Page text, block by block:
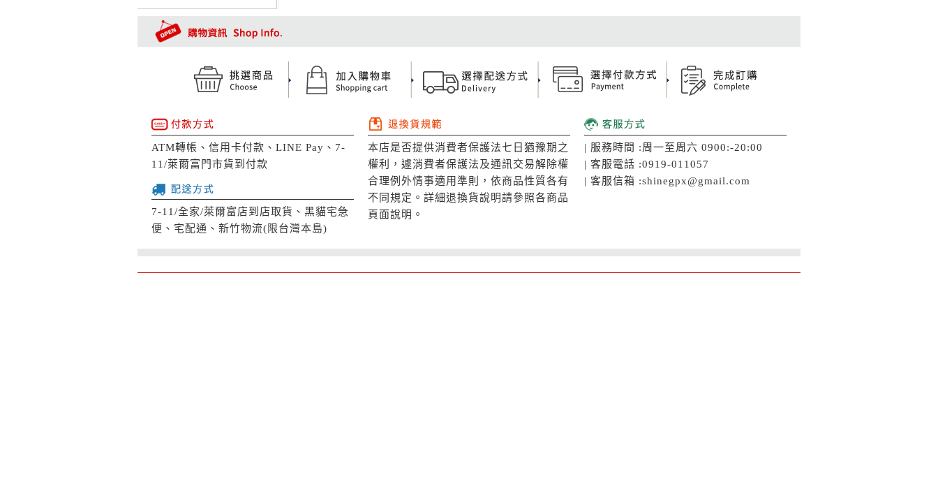
ATM轉帳、信用卡付款、LINE Pay、7-
11/萊爾富門市貨到付款
7-11/全家/萊爾富店到店取貨、黑貓宅急
便、宅配通、新竹物流(限台灣本島)
本店是否提供消費者保護法七日猶豫期之
權利，遽消費者保護法及通訊交易解除權
合理例外情事適用準則，依商品性質各有
不同規定。詳細退換貨說明請參照各商品
頁面說明。
| 服務時間 :周一至周六 0900:-20:00
| 客服電話 :0919-011057
| 客服信箱 :shinegpx@gmail.com